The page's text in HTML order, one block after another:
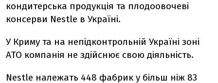
кондитерська продукція та плодоовочеві
консерви Nestle в Україні.
У Криму та на непідконтрольній Україні зоні
АТО компанія не здійснює свою діяльність.
Nestle належать 448 фабрик у більш ніж 83